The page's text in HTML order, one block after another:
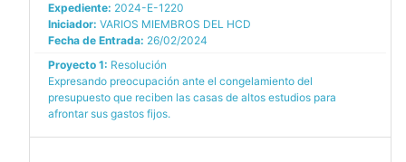
Expediente: 2024-E-1220
Iniciador: VARIOS MIEMBROS DEL HCD
Fecha de Entrada: 26/02/2024
Proyecto 1: Resolución
Expresando preocupación ante el congelamiento del
presupuesto que reciben las casas de altos estudios para
afrontar sus gastos fijos.